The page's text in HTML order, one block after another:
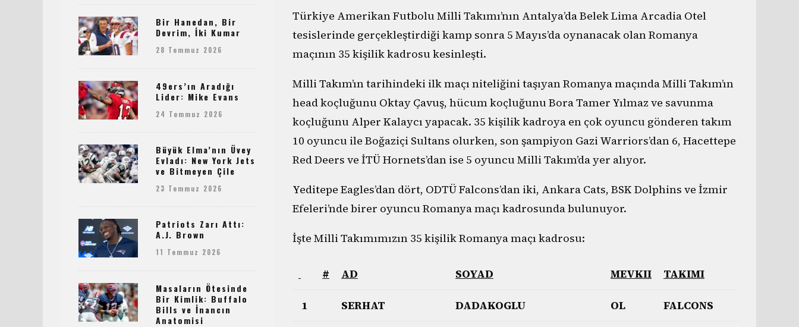
Türkiye Amerikan Futbolu Milli Takımı’nın Antalya’da Belek Lima Arcadia Otel
tesislerinde gerçekleştirdiği kamp sonra 5 Mayıs’da oynanacak olan Romanya
maçının 35 kişilik kadrosu kesinleşti.
Milli Takım’ın tarihindeki ilk maçı niteliğini taşıyan Romanya maçında Milli Takım’ın
head koçluğunu Oktay Çavuş, hücum koçluğunu Bora Tamer Yılmaz ve savunma
koçluğunu Alper Kalaycı yapacak. 35 kişilik kadroya en çok oyuncu gönderen takım
10 oyuncu ile Boğaziçi Sultans olurken, son şampiyon Gazi Warriors’dan 6, Hacettepe
Red Deers ve İTÜ Hornets’dan ise 5 oyuncu Milli Takım’da yer alıyor.
Yeditepe Eagles’dan dört, ODTÜ Falcons’dan iki, Ankara Cats, BSK Dolphins ve İzmir
Efeleri’nde birer oyuncu Romanya maçı kadrosunda bulunuyor.
İşte Milli Takımımızın 35 kişilik Romanya maçı kadrosu:
# AD SOYAD MEVKII TAKIMI
1 SERHAT DADAKOGLU OL FALCONS
Bir Hanedan, Bir
Devrim, İki Kumar
28 Temmuz 2026
49ers’ın Aradığı
Lider: Mike Evans
24 Temmuz 2026
Büyük Elma’nın Üvey
Evladı: New York Jets
ve Bitmeyen Çile
23 Temmuz 2026
Patriots Zarı Attı:
A.J. Brown
11 Temmuz 2026
Masaların Ötesinde
Bir Kimlik: Buffalo
Bills ve İnancın
Anatomisi